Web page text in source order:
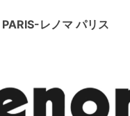
-レノマ パリス